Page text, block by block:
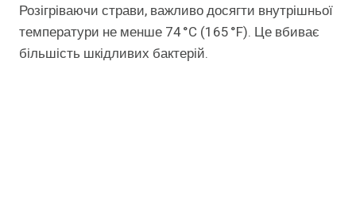
Розігріваючи страви, важливо досягти внутрішньої
температури не менше 74 °C (165 °F). Це вбиває
більшість шкідливих бактерій.